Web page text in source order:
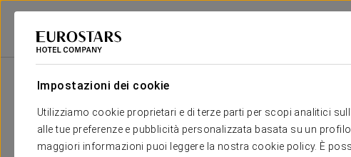
Impostazioni dei cookie
Utilizziamo cookie proprietari e di terze parti per scopi analitici
alle tue preferenze e pubblicità personalizzata basata su un
maggiori informazioni puoi leggere la nostra cookie policy. È
Eurostars Hotel Company